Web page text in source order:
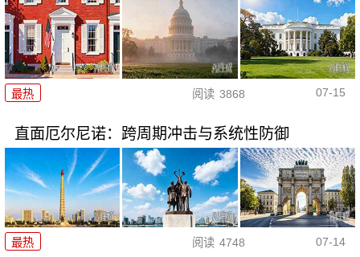
最热 阅读 3868 07-15
直面厄尔尼诺：跨周期冲击与系统性防御
最热 阅读 4748 07-14